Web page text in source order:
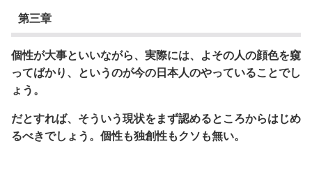
第三章
個性が大事といいながら、実際には、よその人の顔色を窺
ってばかり、というのが今の日本人のやっていることでし
ょう。
だとすれば、そういう現状をまず認めるところからはじめ
るべきでしょう。個性も独創性もクソも無い。